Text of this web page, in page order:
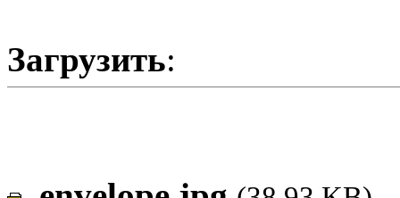
Загрузить: